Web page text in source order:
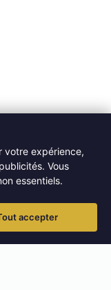
Lithothérapie -
byCreative
votre expérience,
Vous
essentiels.
accepter